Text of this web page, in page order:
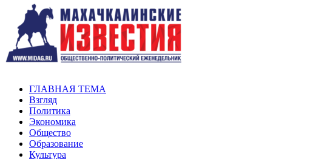
ГЛАВНАЯ ТЕМА
Взгляд
Политика
Экономика
Общество
Образование
Культура